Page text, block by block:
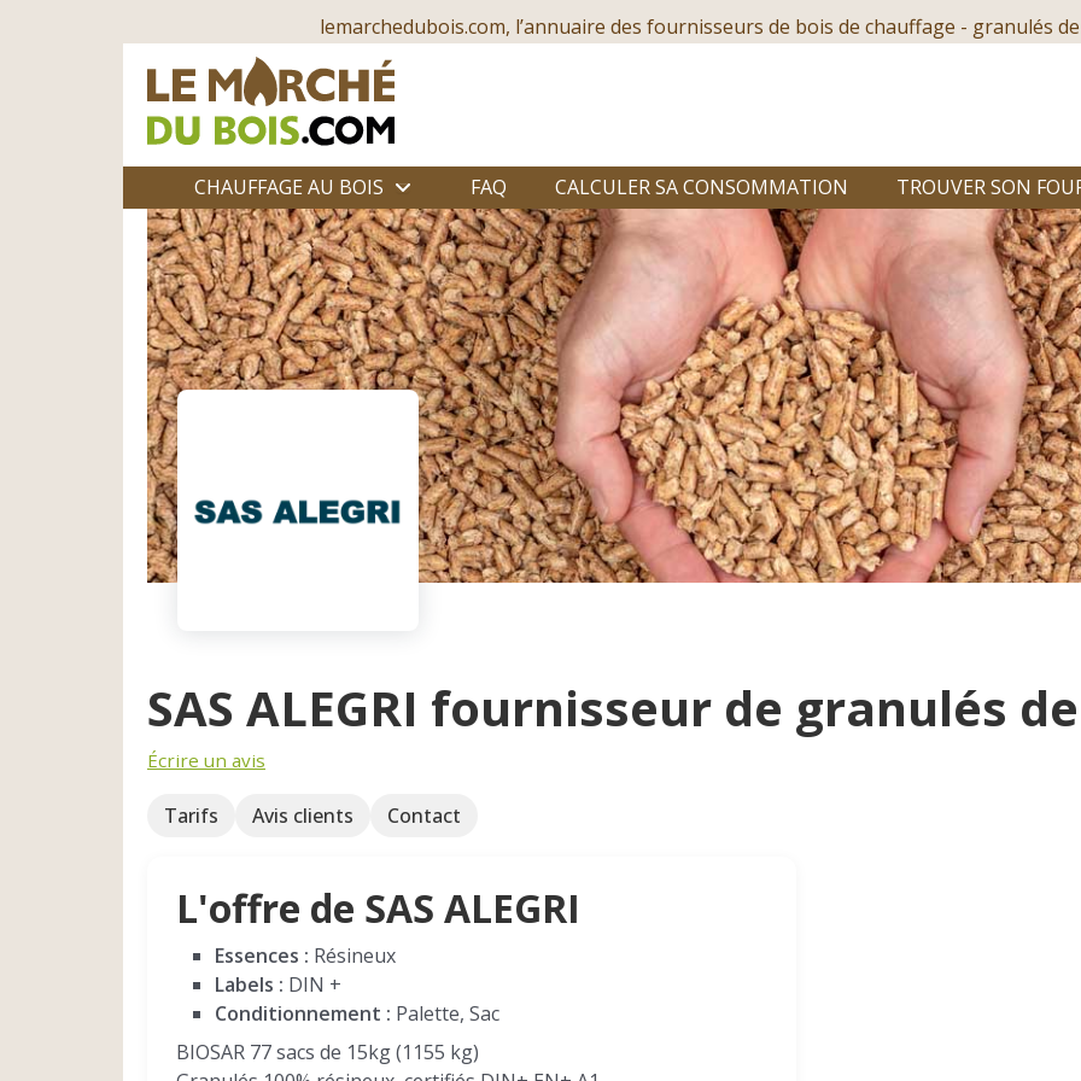
lemarchedubois.com, l’annuaire des fournisseurs de bois de chauffage - granulés
CHAUFFAGE AU BOIS FAQ CALCULER SA CONSOMMATION TROUVER SON
SAS ALEGRI fournisseur de granulés
Écrire un avis
Tarifs Avis clients Contact
L'offre de SAS ALEGRI
Essences : Résineux
Labels : DIN +
Conditionnement : Palette, Sac
BIOSAR 77 sacs de 15kg (1155 kg)